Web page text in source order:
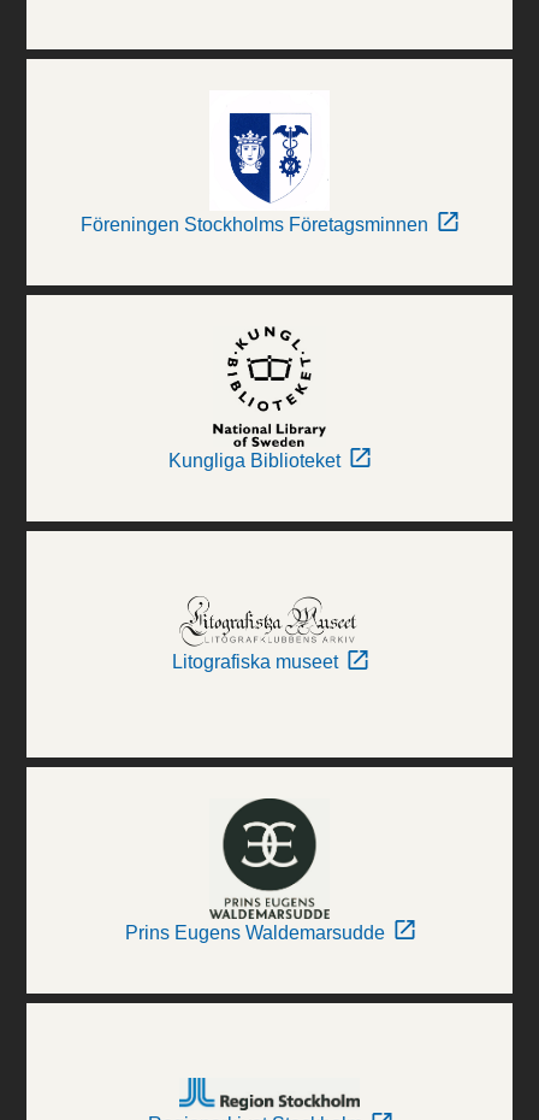
Föreningen Stockholms Företagsminnen
Kungliga Biblioteket
Litografiska museet
Prins Eugens Waldemarsudde